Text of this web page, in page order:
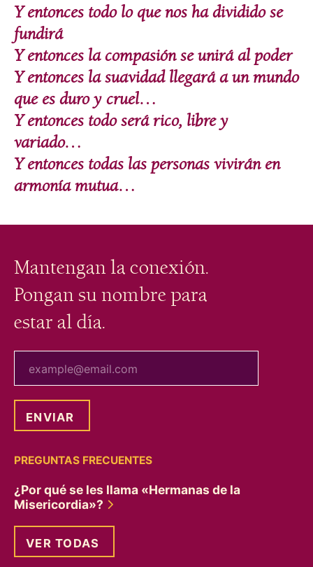
Y entonces todo lo que nos ha dividido se
fundirá
Y entonces la compasión se unirá al poder
Y entonces la suavidad llegará a un mundo
que es duro y cruel…
Y entonces todo será rico, libre y
variado…
Y entonces todas las personas vivirán en
armonía mutua…
Mantengan la conexión.
Pongan su nombre para
estar al día.
PREGUNTAS FRECUENTES
¿Por qué se les llama «Hermanas de la
Misericordia»?
VER TODAS